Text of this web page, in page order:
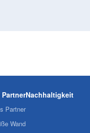
Partner
Wand
Nachhaltigkeit